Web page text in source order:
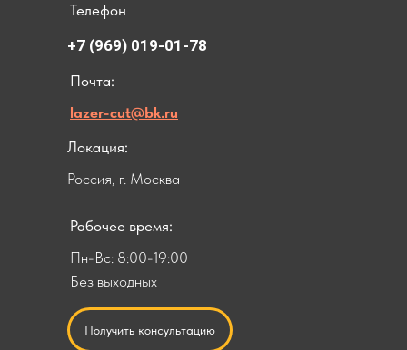
Почта:
lazer-cut@bk.ru
Телефон
Рабочее время:
+7 (969) 019-01-78
Пн-Вс: 8:00-19:00
Без выходных
Получить консультацию
Локация:
Россия, г. Москва